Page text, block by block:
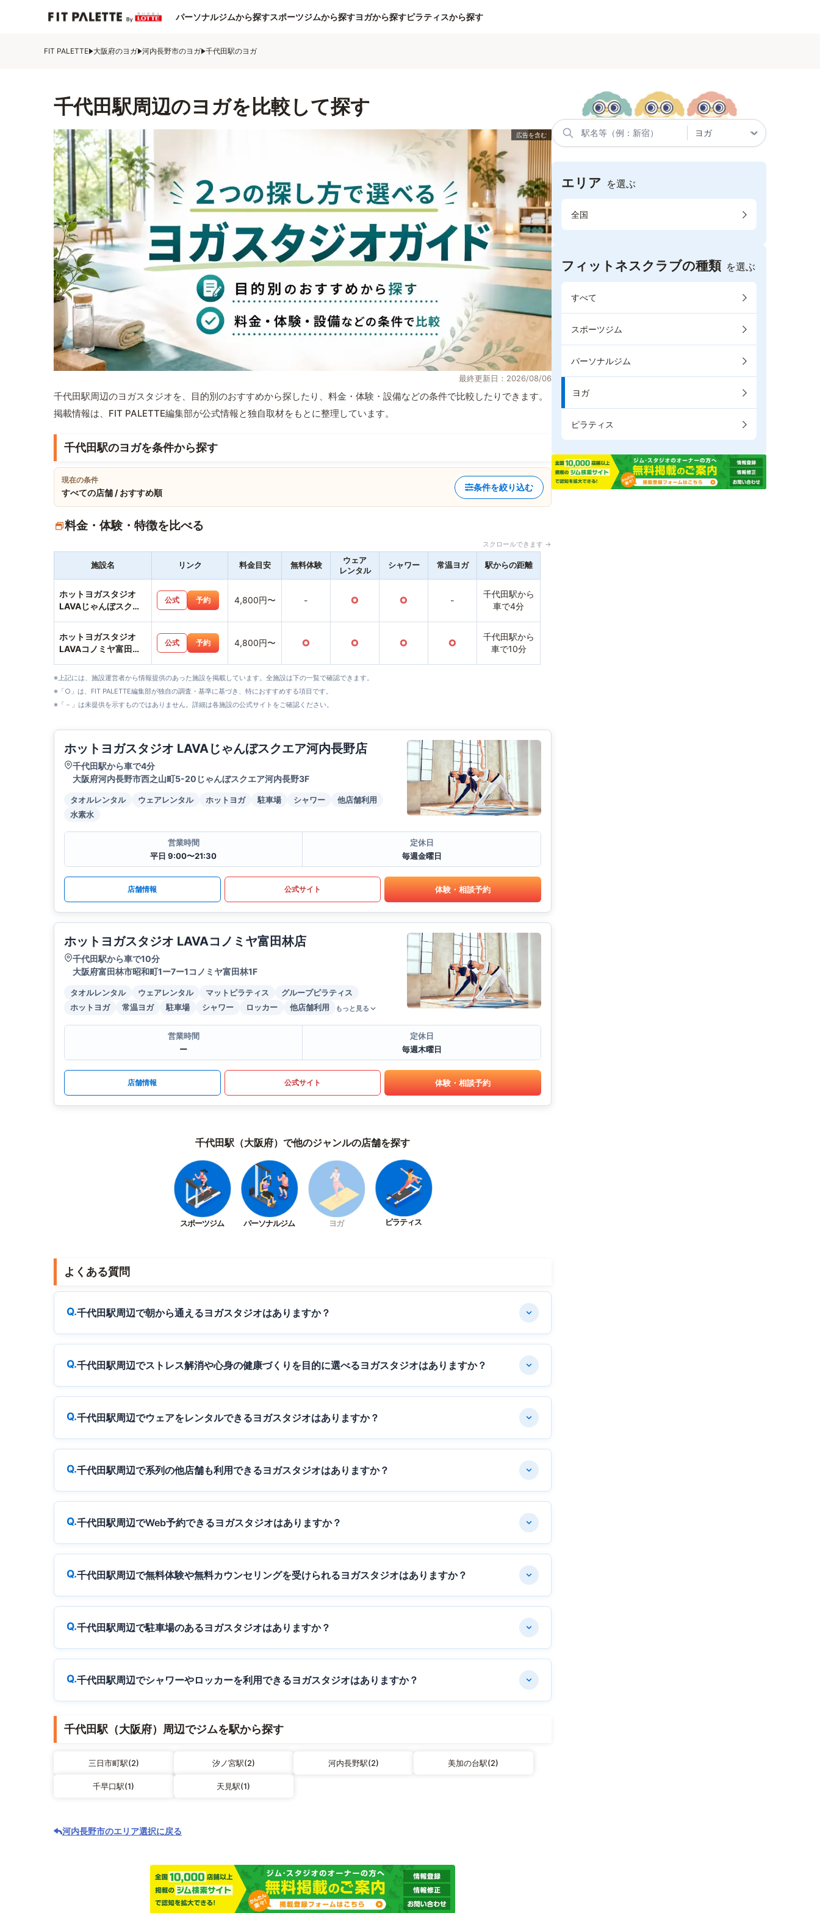
パーソナルジムから探すスポーツジムから探すヨガから探すピラティスから探す
FIT PALETTE 大阪府のヨガ 河内長野市のヨガ 千代田駅のヨガ
千代田駅周辺のヨガを比較して探す
最終更新日：2026/08/06
千代田駅周辺のヨガスタジオを、目的別のおすすめから探したり、料金・体験・設備などの条件で比較したりできます。
掲載情報は、FIT PALETTE編集部が公式情報と独自取材をもとに整理しています。
千代田駅のヨガを条件から探す
現在の条件
すべての店舗 / おすすめ順
条件を絞り込む
料金・体験・特徴を比べる
スクロールできます →
施設名 リンク 料金目安 無料体験
ウェア
レンタル
シャワー 常温ヨガ 駅からの距離
ホットヨガスタジオ
LAVAじゃんぼスクエ
公式 予約 4,800円〜 - ○ ○ -
千代田駅から
車で4分
ホットヨガスタジオ
LAVAコノミヤ富田林
公式 予約 4,800円〜 ○ ○ ○ ○
千代田駅から
車で10分
※上記には、施設運営者から情報提供のあった施設を掲載しています。全施設は下の一覧で確認できます。
※「○」は、FIT PALETTE編集部が独自の調査・基準に基づき、特におすすめする項目です。
※「－」は未提供を示すものではありません。詳細は各施設の公式サイトをご確認ください。
ホットヨガスタジオ LAVAじゃんぼスクエア河内長野店
千代田駅から車で4分
大阪府河内長野市西之山町5-20じゃんぼスクエア河内長野3F
タオルレンタル ウェアレンタル ホットヨガ 駐車場 シャワー
他店舗利用
水素水
営業時間
平日 9:00〜21:30
定休日
毎週金曜日
店舗情報 公式サイト 体験・相談予約
ホットヨガスタジオ LAVAコノミヤ富田林店
千代田駅から車で10分
大阪府富田林市昭和町1ー7ー1コノミヤ富田林1F
タオルレンタル ウェアレンタル マットピラティス
グループピラティス
ホットヨガ
常温ヨガ 駐車場 シャワー ロッカー 他店舗利用 もっと見る
営業時間
ー
定休日
毎週木曜日
店舗情報 公式サイト 体験・相談予約
千代田駅（大阪府）で他のジャンルの店舗を探す
スポーツジム パーソナルジム ヨガ ピラティス
よくある質問
千代田駅周辺で朝から通えるヨガスタジオはありますか？
千代田駅周辺でストレス解消や心身の健康づくりを目的に選べるヨガスタジオはありますか？
千代田駅周辺でウェアをレンタルできるヨガスタジオはありますか？
千代田駅周辺で系列の他店舗も利用できるヨガスタジオはありますか？
千代田駅周辺でWeb予約できるヨガスタジオはありますか？
千代田駅周辺で無料体験や無料カウンセリングを受けられるヨガスタジオはありますか？
千代田駅周辺で駐車場のあるヨガスタジオはありますか？
千代田駅周辺でシャワーやロッカーを利用できるヨガスタジオはありますか？
千代田駅（大阪府）周辺でジムを駅から探す
三日市町駅(2) 汐ノ宮駅(2) 河内長野駅(2) 美加の台駅(2)
千早口駅(1) 天見駅(1)
河内長野市のエリア選択に戻る
エリア を選ぶ
全国
フィットネスクラブの種類 を選ぶ
すべて
スポーツジム
パーソナルジム
ヨガ
ピラティス